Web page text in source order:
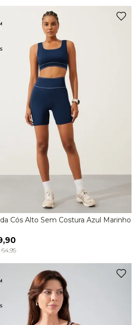
Cós Alto Sem Costura Azul Marinho
,90
64,95